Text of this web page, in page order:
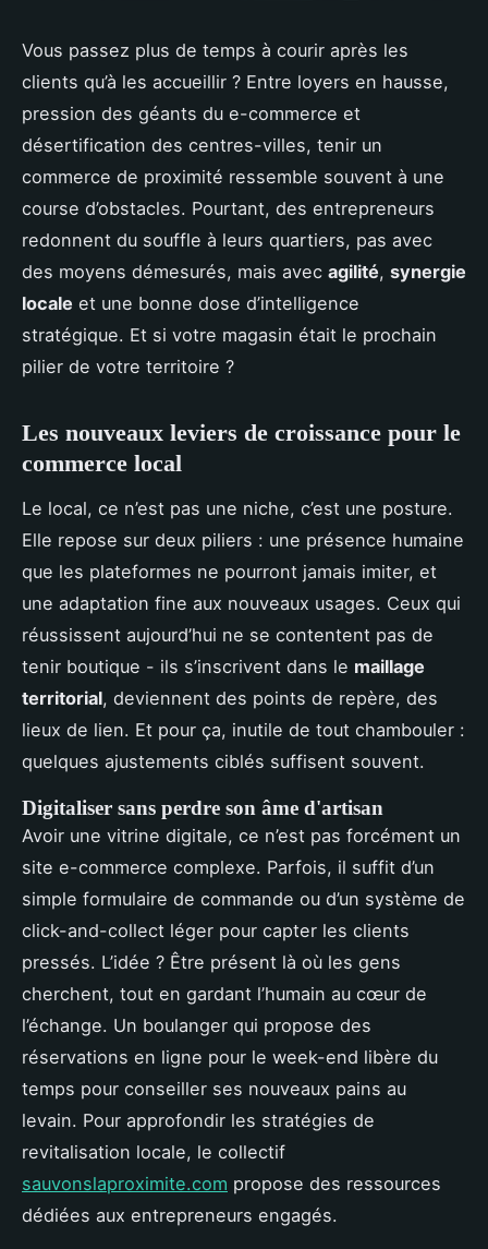
Vous passez plus de temps à courir après les
clients qu’à les accueillir ? Entre loyers en hausse,
pression des géants du e-commerce et
désertification des centres-villes, tenir un
commerce de proximité ressemble souvent à une
course d’obstacles. Pourtant, des entrepreneurs
redonnent du souffle à leurs quartiers, pas avec
des moyens démesurés, mais avec agilité, synergie
locale et une bonne dose d’intelligence
stratégique. Et si votre magasin était le prochain
pilier de votre territoire ?
Les nouveaux leviers de croissance pour le
commerce local
Le local, ce n’est pas une niche, c’est une posture.
Elle repose sur deux piliers : une présence humaine
que les plateformes ne pourront jamais imiter, et
une adaptation fine aux nouveaux usages. Ceux qui
réussissent aujourd’hui ne se contentent pas de
tenir boutique - ils s’inscrivent dans le maillage
territorial, deviennent des points de repère, des
lieux de lien. Et pour ça, inutile de tout chambouler :
quelques ajustements ciblés suffisent souvent.
Digitaliser sans perdre son âme d'artisan
Avoir une vitrine digitale, ce n’est pas forcément un
site e-commerce complexe. Parfois, il suffit d’un
simple formulaire de commande ou d’un système de
click-and-collect léger pour capter les clients
pressés. L’idée ? Être présent là où les gens
cherchent, tout en gardant l’humain au cœur de
l’échange. Un boulanger qui propose des
réservations en ligne pour le week-end libère du
temps pour conseiller ses nouveaux pains au
levain. Pour approfondir les stratégies de
revitalisation locale, le collectif
sauvonslaproximite.com propose des ressources
dédiées aux entrepreneurs engagés.